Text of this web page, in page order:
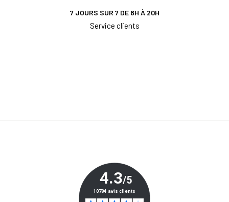
7 JOURS SUR 7 DE 8H À 20H
Service clients